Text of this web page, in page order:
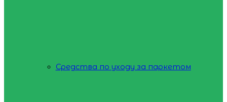
Средства по уходу за паркетом